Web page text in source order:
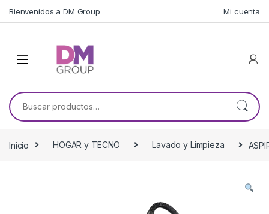
Bienvenidos a DM Group Mi cuenta
Buscar por:
Inicio HOGAR y TECNO Lavado y Limpieza